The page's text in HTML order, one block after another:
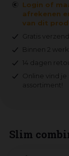
Login of
afrekenen
van dit
Gratis
Binnen 2
14 dagen
Online vind
assortiment!
Slim